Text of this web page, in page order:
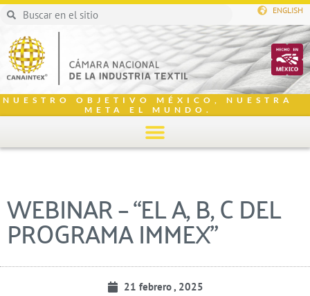
ENGLISH
NUESTRO OBJETIVO MÉXICO, NUESTRA
META EL MUNDO.
WEBINAR – “EL A, B, C DEL
PROGRAMA IMMEX”
21 febrero , 2025